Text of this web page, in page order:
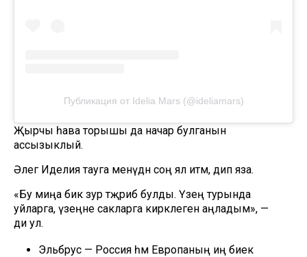
Публикация от Idelia Mars (@ideliamars)
Җырчы һава торышы да начар булганын
ассызыклый.
Әлегә Иделия тауга менүдән соң ял итәм, дип яза.
«Бу миңа бик зур тәҗрибә булды. Үзең турында
уйларга, үзеңне сакларга кирәклеген аңладым», —
ди ул.
Эльбрус — Россия һәм Европаның иң биек